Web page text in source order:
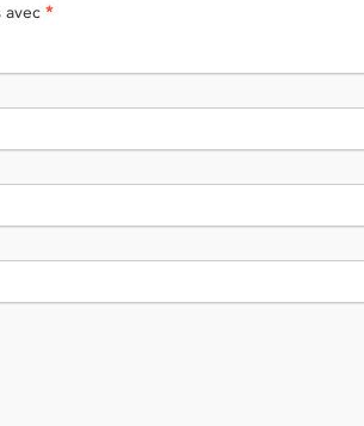
avec *